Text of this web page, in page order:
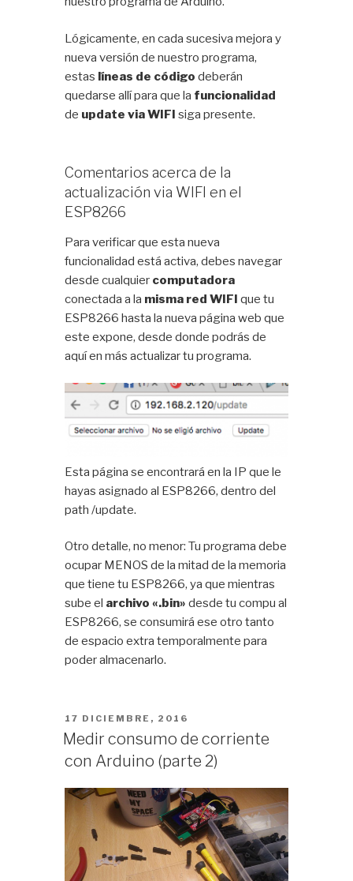
Lógicamente, en cada sucesiva mejora y
nueva versión de nuestro programa,
estas líneas de código deberán
quedarse allí para que la funcionalidad
de update via WIFI siga presente.
Comentarios acerca de la
actualización via WIFI en el
ESP8266
Para verificar que esta nueva
funcionalidad está activa, debes navegar
desde cualquier computadora
conectada a la misma red WIFI que tu
ESP8266 hasta la nueva página web que
este expone, desde donde podrás de
aquí en más actualizar tu programa.
Esta página se encontrará en la IP que le
hayas asignado al ESP8266, dentro del
path /update.
Otro detalle, no menor: Tu programa debe
ocupar MENOS de la mitad de la memoria
que tiene tu ESP8266, ya que mientras
sube el archivo «.bin» desde tu compu al
ESP8266, se consumirá ese otro tanto
de espacio extra temporalmente para
poder almacenarlo.
PUBLICADO
EL
17 DICIEMBRE, 2016
Medir consumo de corriente
con Arduino (parte 2)